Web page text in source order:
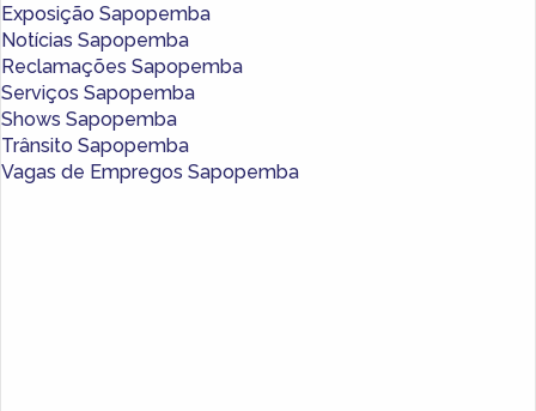
Exposição Sapopemba
Notícias Sapopemba
Reclamações Sapopemba
Serviços Sapopemba
Shows Sapopemba
Trânsito Sapopemba
Vagas de Empregos Sapopemba